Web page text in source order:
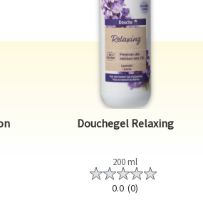
Douchegel Relaxing
200 ml
0.0 (0)